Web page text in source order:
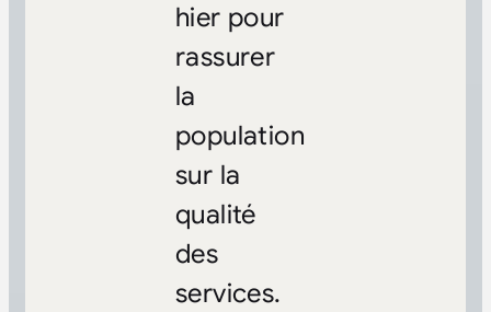
hier pour
rassurer
la
population
sur la
qualité
des
services.